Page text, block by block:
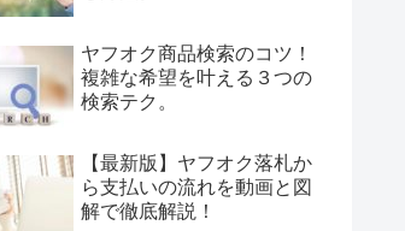
ヤフオク商品検索のコツ！
複雑な希望を叶える３つの
検索テク。
【最新版】ヤフオク落札か
ら支払いの流れを動画と図
解で徹底解説！